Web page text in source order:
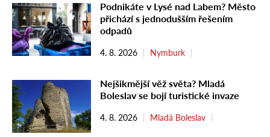
Podnikáte v Lysé nad Labem? Město
přichází s jednodušším řešením
odpadů
4. 8. 2026 Nymburk
Nejšikmější věž světa? Mladá
Boleslav se bojí turistické invaze
4. 8. 2026 Mladá Boleslav